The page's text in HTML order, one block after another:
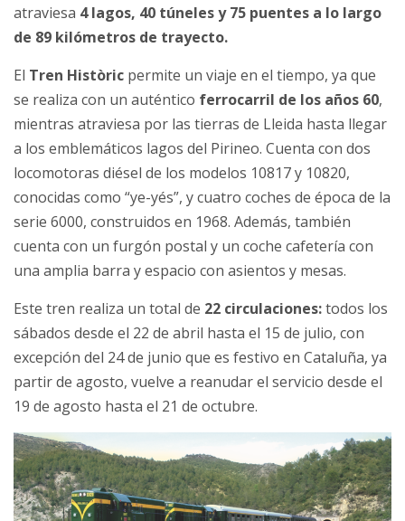
atraviesa 4 lagos, 40 túneles y 75 puentes a lo largo
de 89 kilómetros de trayecto.
El Tren Històric permite un viaje en el tiempo, ya que
se realiza con un auténtico ferrocarril de los años 60,
mientras atraviesa por las tierras de Lleida hasta llegar
a los emblemáticos lagos del Pirineo. Cuenta con dos
locomotoras diésel de los modelos 10817 y 10820,
conocidas como “ye-yés”, y cuatro coches de época de la
serie 6000, construidos en 1968. Además, también
cuenta con un furgón postal y un coche cafetería con
una amplia barra y espacio con asientos y mesas.
Este tren realiza un total de 22 circulaciones:todos los
sábados desde el 22 de abril hasta el 15 de julio, con
excepción del 24 de junio que es festivo en Cataluña, ya
partir de agosto, vuelve a reanudar el servicio desde el
19 de agosto hasta el 21 de octubre.